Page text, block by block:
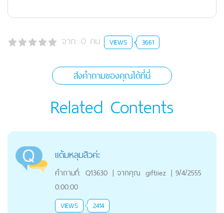
จาก: 0 คน VIEWS 3661
ส่งคำถามของคุณได้ที่นี่
Related Contents
แต้มหลุมสิวค่ะ
คำถามที่: Q13630 | จากคุณ giftiiez | 9/4/2555
0:00:00
VIEWS 2414